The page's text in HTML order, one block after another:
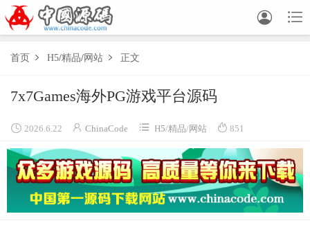


首页  H5/精品/网站  正文
7x7Games海外PG游戏平台源码
 2026.6.22  ChinaCode  H5/精品/网站  851